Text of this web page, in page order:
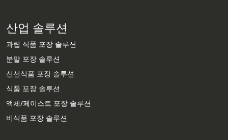
산업 솔루션
과립 식품 포장 솔루션
분말 포장 솔루션
신선식품 포장 솔루션
식품 포장 솔루션
액체/페이스트 포장 솔루션
비식품 포장 솔루션